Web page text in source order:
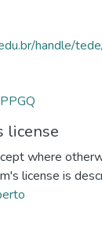
handle/
license
where
license is